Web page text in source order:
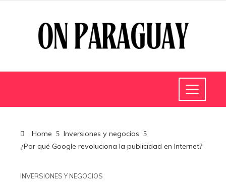
Home
Inversiones y negocios
¿Por qué Google revoluciona la publicidad en Internet?
INVERSIONES Y NEGOCIOS